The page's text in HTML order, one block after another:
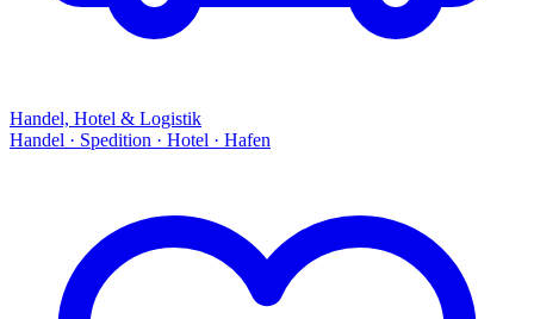
Handel, Hotel & Logistik
Handel · Spedition · Hotel · Hafen